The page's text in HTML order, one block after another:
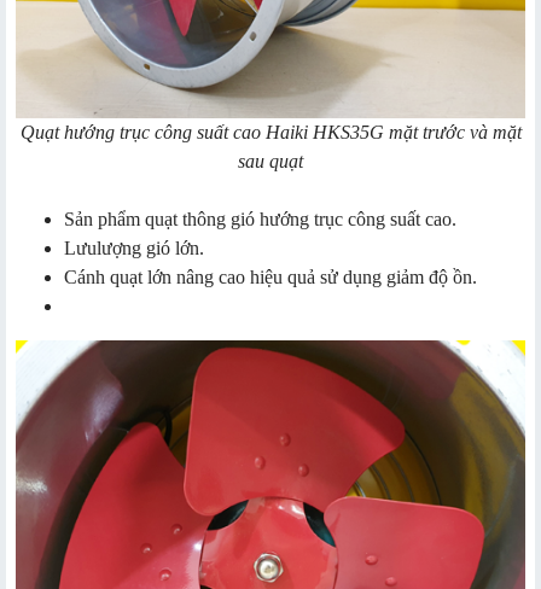
Quạt hướng trục công suất cao Haiki HKS35G mặt trước và mặt
sau quạt
Sản phẩm quạt thông gió hướng trục công suất cao.
Lưulượng gió lớn.
Cánh quạt lớn nâng cao hiệu quả sử dụng giảm độ ồn.